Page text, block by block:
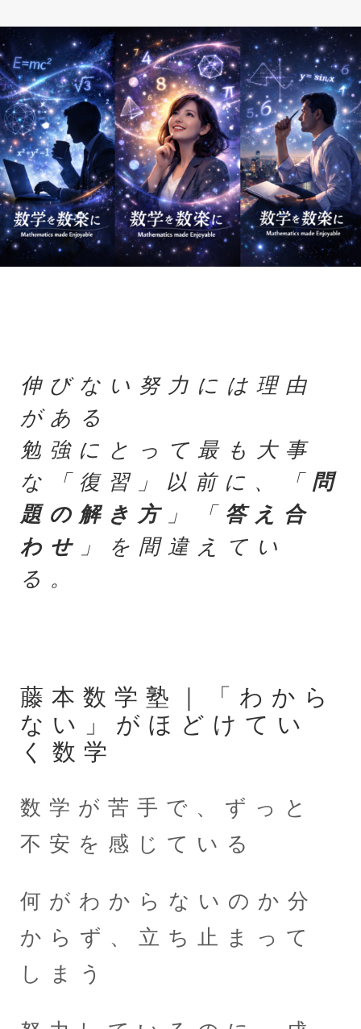
伸びない努力には理由
がある
勉強にとって最も大事
な「復習」以前に、「 問
題の解き方 」「 答え合
わせ
」を間違えてい
る。
藤本数学塾｜「わから
ない」がほどけてい
く数学
数学が苦手で、ずっと
不安を感じている
何がわからないのか分
からず、立ち止まって
しまう